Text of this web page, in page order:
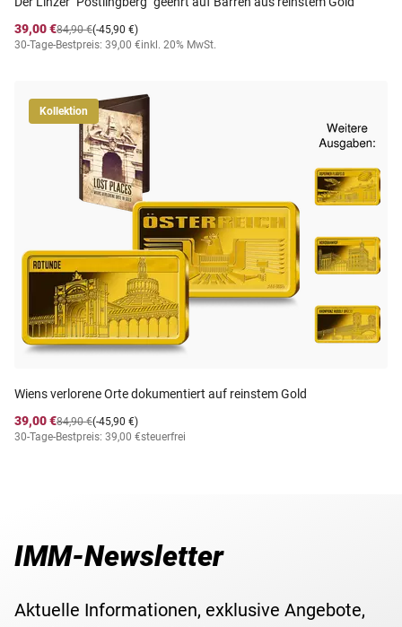
39,00 €
(-45,90 €)
84,90 €
30-Tage-Bestpreis: 39,00 €inkl. 20% MwSt.
Kollektion
Wiens verlorene Orte dokumentiert auf reinstem Gold
39,00 €
(-45,90 €)
84,90 €
30-Tage-Bestpreis: 39,00 €steuerfrei
IMM-Newsletter
Aktuelle Informationen, exklusive Angebote,